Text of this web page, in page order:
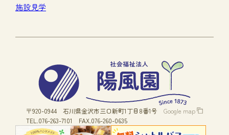
施設見学
〒920-0944 石川県金沢市三口新町1丁目8番1号
Google map
TEL.076-263-7101
FAX.076-260-0635